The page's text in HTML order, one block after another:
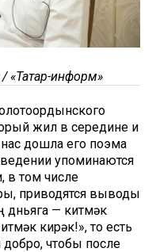
«Татар-информ»
жил в середине и
дошла его поэма
упоминаются
в том числе
приводятся выводы
— китмәк
кирәк!», то есть
чтобы после